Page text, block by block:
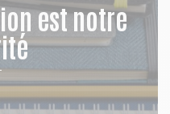
est notre